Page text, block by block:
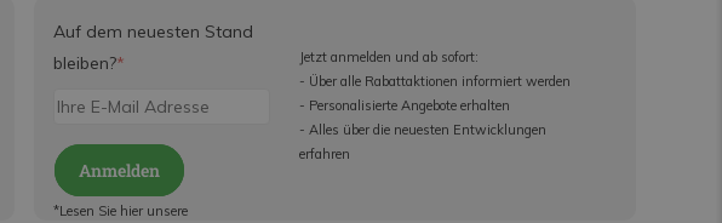
Auf dem neuesten Stand
bleiben?*
Anmelden
*Lesen Sie hier unsere
Jetzt anmelden und ab sofort:
- Über alle Rabattaktionen informiert werden
- Personalisierte Angebote erhalten
- Alles über die neuesten Entwicklungen
erfahren